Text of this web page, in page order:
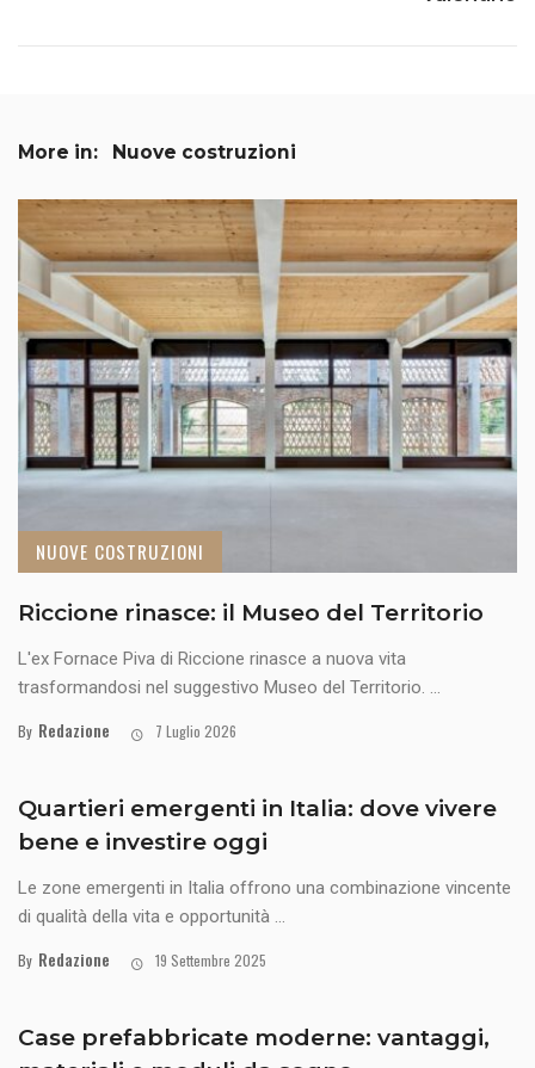
More in: Nuove costruzioni
NUOVE COSTRUZIONI
Riccione rinasce: il Museo del Territorio
L'ex Fornace Piva di Riccione rinasce a nuova vita
trasformandosi nel suggestivo Museo del Territorio. ...
By Redazione 7 Luglio 2026
Quartieri emergenti in Italia: dove vivere
bene e investire oggi
Le zone emergenti in Italia offrono una combinazione vincente
di qualità della vita e opportunità ...
By Redazione 19 Settembre 2025
Case prefabbricate moderne: vantaggi,